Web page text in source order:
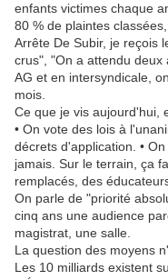
enfants victimes chaque
80 % de plaintes
Arrête De Subir, je reçois
crus", "On a attendu deux
AG et en intersyndicale,
mois.
Ce que je vis aujourd'hui,
• On vote des lois à
décrets d'application. •
jamais. Sur le terrain, ça
remplacés, des
On parle de "priorité
cinq ans une audience
magistrat, une salle.
La question des moyens
Les 10 milliards existent